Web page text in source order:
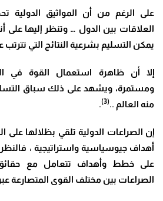
على الرغم من أن المواثيق الدولية
العلاقات بين الدول … وتنظر إليها على
يمكن التسليم بشرعية النتائج التي
إلا أن ظاهرة استعمال القوة في
ومستمرة، ويشهد على ذلك سباق
منه العالم ..(3)
.
إن الصراعات الدولية تلقي بظلالها على
أهداف جيوسياسية واستراتيجية ،
على خطط وأهداف تتعامل مع
الصراعات بين مختلف القوى المتصارعة